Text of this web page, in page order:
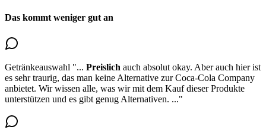
Das kommt weniger gut an
Getränkeauswahl "... Preislich auch absolut okay. Aber auch hier ist
es sehr traurig, das man keine Alternative zur Coca-Cola Company
anbietet. Wir wissen alle, was wir mit dem Kauf dieser Produkte
unterstützen und es gibt genug Alternativen. ..."